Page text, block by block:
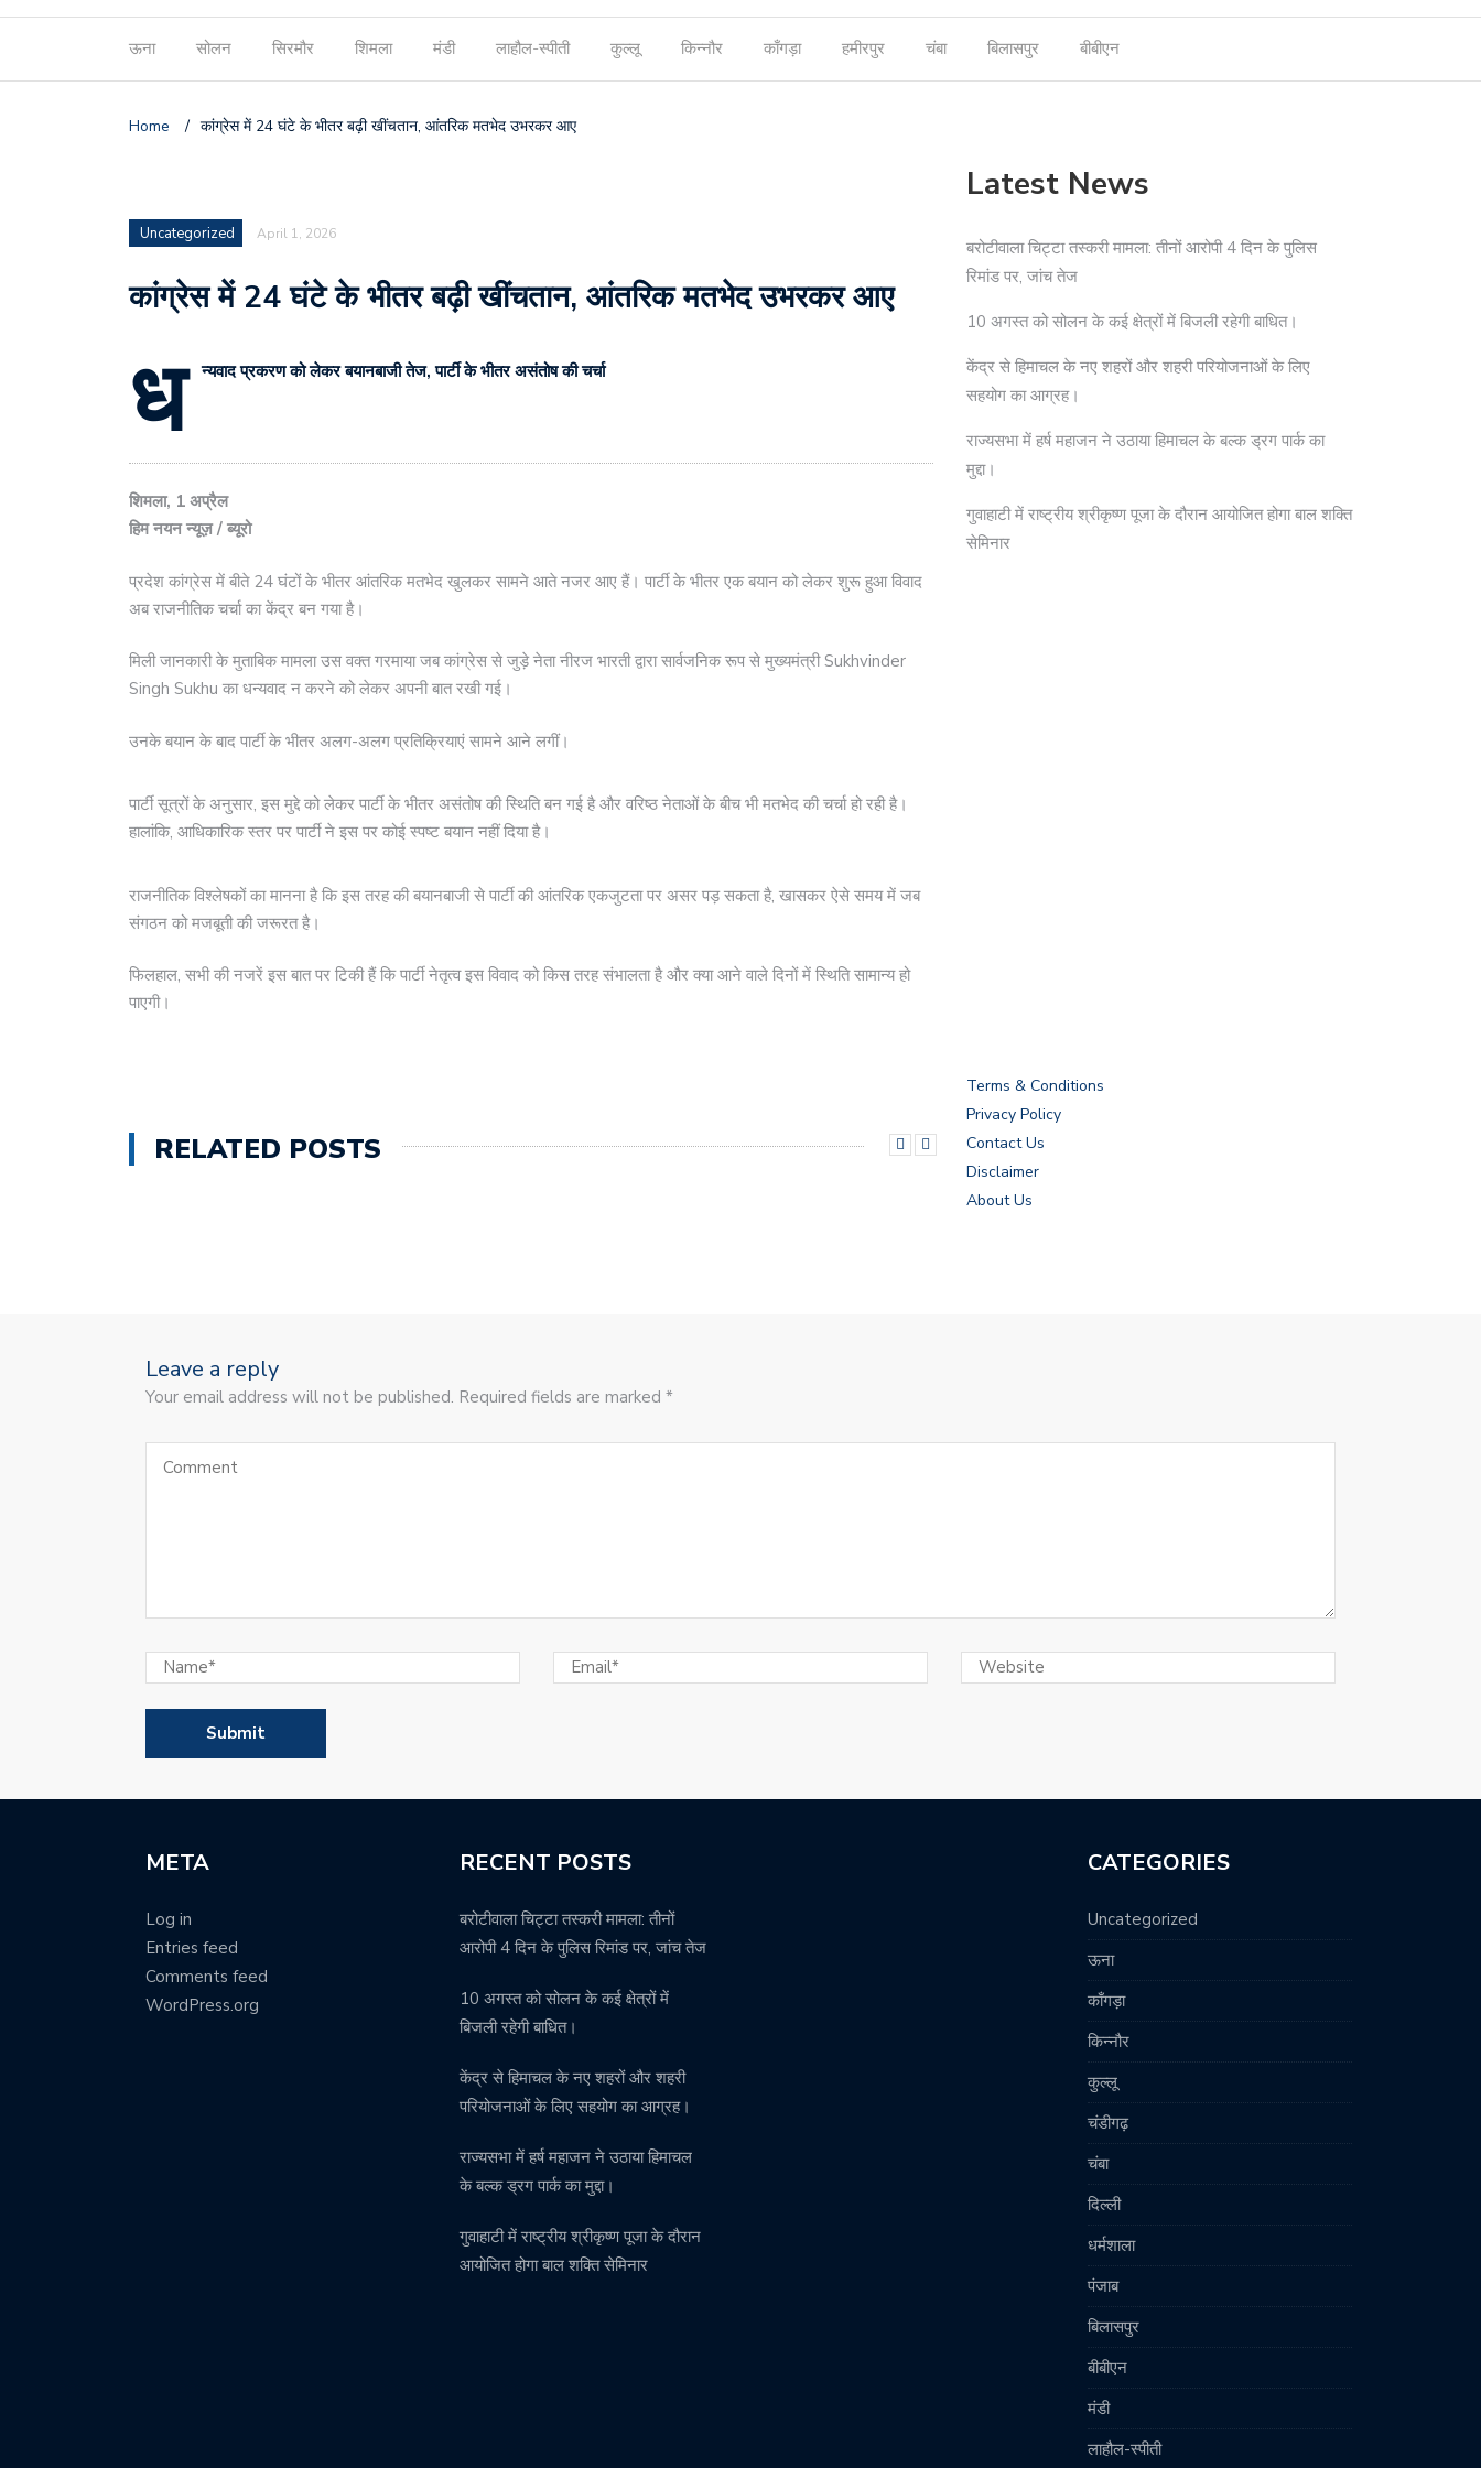
ऊना सोलन सिरमौर शिमला मंडी लाहौल-स्पीती कुल्लू किन्नौर काँगड़ा हमीरपुर चंबा बिलासपुर बीबीएन
Home / कांग्रेस में 24 घंटे के भीतर बढ़ी खींचतान, आंतरिक मतभेद उभरकर आए
Uncategorized April 1, 2026
कांग्रेस में 24 घंटे के भीतर बढ़ी खींचतान, आंतरिक मतभेद उभरकर आए
ध न्यवाद प्रकरण को लेकर बयानबाजी तेज, पार्टी के भीतर असंतोष की चर्चा
शिमला, 1 अप्रैल
हिम नयन न्यूज़ / ब्यूरो
प्रदेश कांग्रेस में बीते 24 घंटों के भीतर आंतरिक मतभेद खुलकर सामने आते नजर आए हैं। पार्टी के भीतर एक बयान को लेकर शुरू हुआ विवाद
अब राजनीतिक चर्चा का केंद्र बन गया है।
मिली जानकारी के मुताबिक मामला उस वक्त गरमाया जब कांग्रेस से जुड़े नेता नीरज भारती द्वारा सार्वजनिक रूप से मुख्यमंत्री Sukhvinder
Singh Sukhu का धन्यवाद न करने को लेकर अपनी बात रखी गई।
उनके बयान के बाद पार्टी के भीतर अलग-अलग प्रतिक्रियाएं सामने आने लगीं।
पार्टी सूत्रों के अनुसार, इस मुद्दे को लेकर पार्टी के भीतर असंतोष की स्थिति बन गई है और वरिष्ठ नेताओं के बीच भी मतभेद की चर्चा हो रही है।
हालांकि, आधिकारिक स्तर पर पार्टी ने इस पर कोई स्पष्ट बयान नहीं दिया है।
राजनीतिक विश्लेषकों का मानना है कि इस तरह की बयानबाजी से पार्टी की आंतरिक एकजुटता पर असर पड़ सकता है, खासकर ऐसे समय में जब
संगठन को मजबूती की जरूरत है।
फिलहाल, सभी की नजरें इस बात पर टिकी हैं कि पार्टी नेतृत्व इस विवाद को किस तरह संभालता है और क्या आने वाले दिनों में स्थिति सामान्य हो
पाएगी।
RELATED POSTS
Latest News
बरोटीवाला चिट्टा तस्करी मामला: तीनों आरोपी 4 दिन के पुलिस
रिमांड पर, जांच तेज
10 अगस्त को सोलन के कई क्षेत्रों में बिजली रहेगी बाधित।
केंद्र से हिमाचल के नए शहरों और शहरी परियोजनाओं के लिए
सहयोग का आग्रह।
राज्यसभा में हर्ष महाजन ने उठाया हिमाचल के बल्क ड्रग पार्क का
मुद्दा।
गुवाहाटी में राष्ट्रीय श्रीकृष्ण पूजा के दौरान आयोजित होगा बाल शक्ति
सेमिनार
Terms & Conditions
Privacy Policy
Contact Us
Disclaimer
About Us
Leave a reply
Your email address will not be published. Required fields are marked *
META
Log in
Entries feed
Comments feed
WordPress.org
RECENT POSTS
बरोटीवाला चिट्टा तस्करी मामला: तीनों
आरोपी 4 दिन के पुलिस रिमांड पर, जांच तेज
10 अगस्त को सोलन के कई क्षेत्रों में
बिजली रहेगी बाधित।
केंद्र से हिमाचल के नए शहरों और शहरी
परियोजनाओं के लिए सहयोग का आग्रह।
राज्यसभा में हर्ष महाजन ने उठाया हिमाचल
के बल्क ड्रग पार्क का मुद्दा।
गुवाहाटी में राष्ट्रीय श्रीकृष्ण पूजा के दौरान
आयोजित होगा बाल शक्ति सेमिनार
CATEGORIES
Uncategorized
ऊना
काँगड़ा
किन्नौर
कुल्लू
चंडीगढ़
चंबा
दिल्ली
धर्मशाला
पंजाब
बिलासपुर
बीबीएन
मंडी
लाहौल-स्पीती